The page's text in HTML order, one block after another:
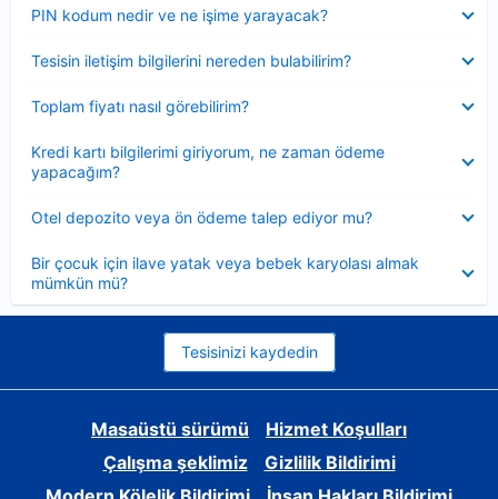
PIN kodum nedir ve ne işime yarayacak?
Tesisin iletişim bilgilerini nereden bulabilirim?
Toplam fiyatı nasıl görebilirim?
Kredi kartı bilgilerimi giriyorum, ne zaman ödeme
yapacağım?
Otel depozito veya ön ödeme talep ediyor mu?
Bir çocuk için ilave yatak veya bebek karyolası almak
mümkün mü?
Tesisinizi kaydedin
Masaüstü sürümü
Hizmet Koşulları
Çalışma şeklimiz
Gizlilik Bildirimi